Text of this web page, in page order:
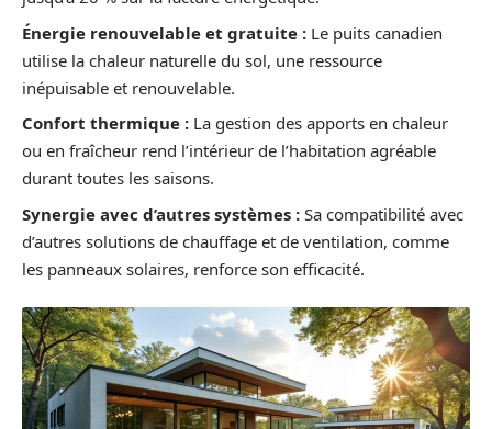
Énergie renouvelable et gratuite : Le puits canadien
utilise la chaleur naturelle du sol, une ressource
inépuisable et renouvelable.
Confort thermique : La gestion des apports en chaleur
ou en fraîcheur rend l’intérieur de l’habitation agréable
durant toutes les saisons.
Synergie avec d’autres systèmes : Sa compatibilité avec
d’autres solutions de chauffage et de ventilation, comme
les panneaux solaires, renforce son efficacité.